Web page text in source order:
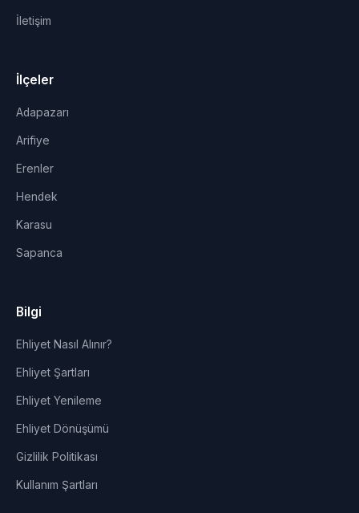
İletişim
İlçeler
Adapazarı
Arifiye
Erenler
Hendek
Karasu
Sapanca
Bilgi
Ehliyet Nasıl Alınır?
Ehliyet Şartları
Ehliyet Yenileme
Ehliyet Dönüşümü
Gizlilik Politikası
Kullanım Şartları